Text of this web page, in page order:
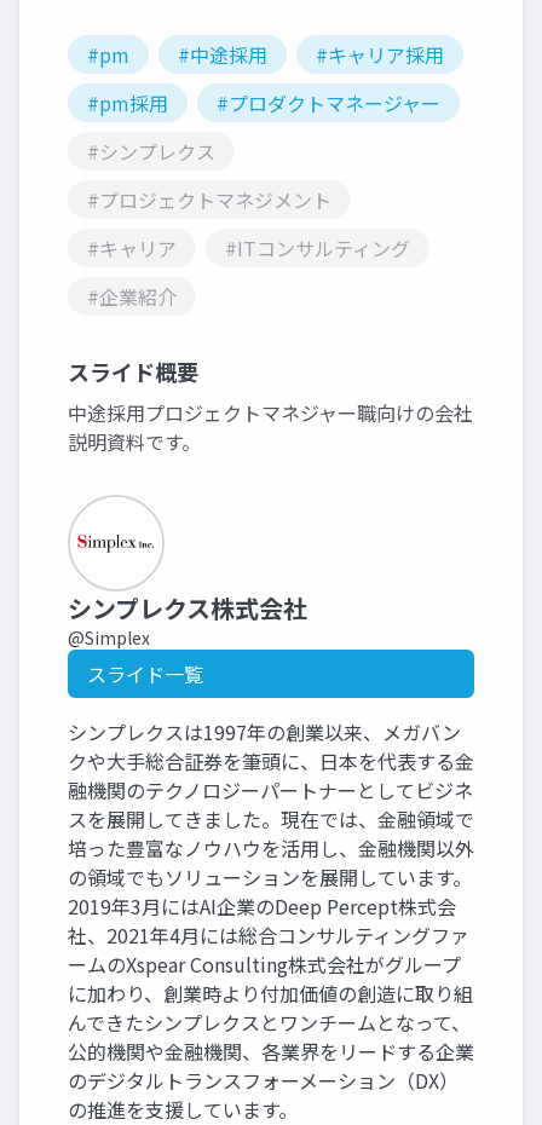
#pm #中途採用
#キャリア採用
#pm採用
#プロダクトマネージャー
#シンプレクス
#プロジェクトマネジメント
#キャリア
#ITコンサルティング
#企業紹介
スライド概要
中途採用プロジェクトマネジャー職向けの会社
説明資料です。
シンプレクス株式会社
@Simplex
スライド一覧
シンプレクスは1997年の創業以来、メガバン
クや大手総合証券を筆頭に、日本を代表する金
融機関のテクノロジーパートナーとしてビジネ
スを展開してきました。現在では、金融領域で
培った豊富なノウハウを活用し、金融機関以外
の領域でもソリューションを展開しています。
2019年3月にはAI企業のDeep Percept株式会
社、2021年4月には総合コンサルティングファ
ームのXspear Consulting株式会社がグループ
に加わり、創業時より付加価値の創造に取り組
んできたシンプレクスとワンチームとなって、
公的機関や金融機関、各業界をリードする企業
のデジタルトランスフォーメーション（DX）
の推進を支援しています。